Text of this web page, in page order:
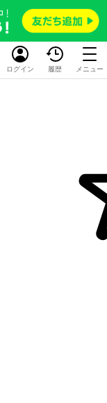
ログイン 履歴 メニュー